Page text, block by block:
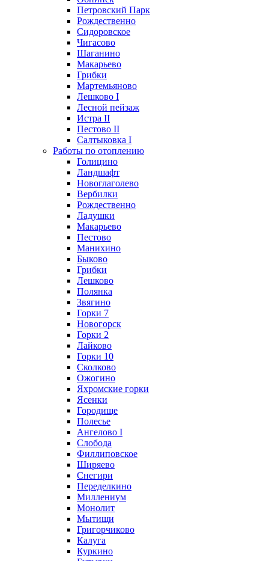
Петровский Парк
Рождественно
Сидоровское
Чигасово
Шаганино
Макарьево
Грибки
Мартемьяново
Лешково I
Лесной пейзаж
Истра II
Пестово II
Салтыковка I
Работы по отоплению
Голицино
Ландшафт
Новоглаголево
Вербилки
Рождественно
Ладушки
Макарьево
Пестово
Манихино
Быково
Грибки
Лешково
Полянка
Звягино
Горки 7
Новогорск
Горки 2
Лайково
Горки 10
Сколково
Ожогино
Яхромские горки
Ясенки
Городище
Полесье
Ангелово I
Слобода
Филлиповское
Ширяево
Снегири
Переделкино
Миллениум
Монолит
Мытищи
Григорчиково
Калуга
Куркино